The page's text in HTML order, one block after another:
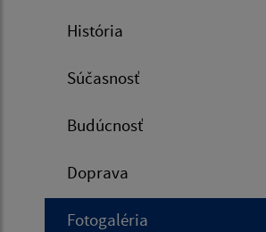
História
Súčasnosť
Budúcnosť
Doprava
Fotogaléria